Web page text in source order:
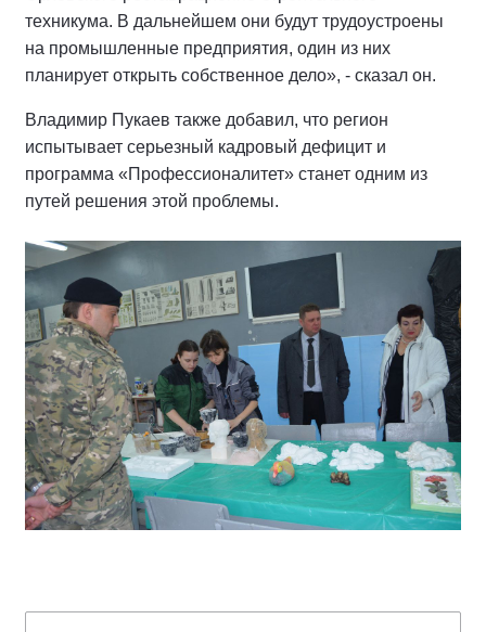
техникума. В дальнейшем они будут трудоустроены
на промышленные предприятия, один из них
планирует открыть собственное дело», - сказал он.
Владимир Пукаев также добавил, что регион
испытывает серьезный кадровый дефицит и
программа «Профессионалитет» станет одним из
путей решения этой проблемы.